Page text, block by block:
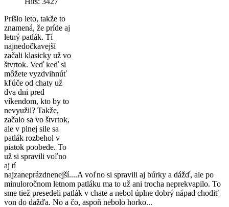
Prišlo leto, takže to
znamená, že príde aj
letný patlák. Tí
najnedočkavejší
začali klasicky už vo
štvrtok. Veď keď si
môžete vyzdvihnúť
kľúče od chaty už
dva dni pred
víkendom, kto by to
nevyužil? Takže,
začalo sa vo štvrtok,
ale v plnej sile sa
patlák rozbehol v
piatok poobede. To
už si spravili voľno
aj tí
najzaneprázdnenejší....A voľno si spravili aj búrky a dážď, ale po
minuloročnom letnom patláku ma to už ani trocha neprekvapilo. To
sme tiež presedeli patlák v chate a nebol úplne dobrý nápad chodiť
von do dažďa. No a čo, aspoň nebolo horko...